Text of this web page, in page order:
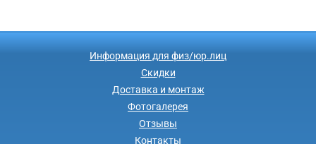
Информация для физ/юр.лиц
Скидки
Доставка и монтаж
Фотогалерея
Отзывы
Контакты